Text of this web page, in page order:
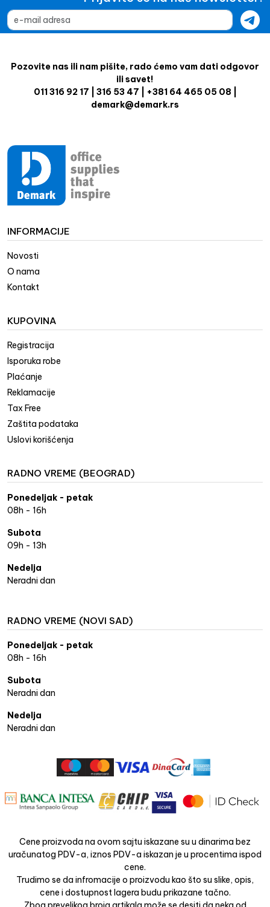
Pozovite nas ili nam pišite, rado ćemo vam dati odgovor
ili savet!
011 316 92 17 | 316 53 47 | +381 64 465 05 08 |
demark@demark.rs
INFORMACIJE
Novosti
O nama
Kontakt
KUPOVINA
Registracija
Isporuka robe
Plaćanje
Reklamacije
Tax Free
Zaštita podataka
Uslovi korišćenja
RADNO VREME (BEOGRAD)
Ponedeljak - petak
08h - 16h
Subota
09h - 13h
Nedelja
Neradni dan
RADNO VREME (NOVI SAD)
Ponedeljak - petak
08h - 16h
Subota
Neradni dan
Nedelja
Neradni dan
Cene proizvoda na ovom sajtu iskazane su u dinarima bez
uračunatog PDV-a, iznos PDV-a iskazan je u procentima ispod
cene.
Trudimo se da infromacije o proizvodu kao što su slike, opis,
cene i dostupnost lagera budu prikazane tačno.